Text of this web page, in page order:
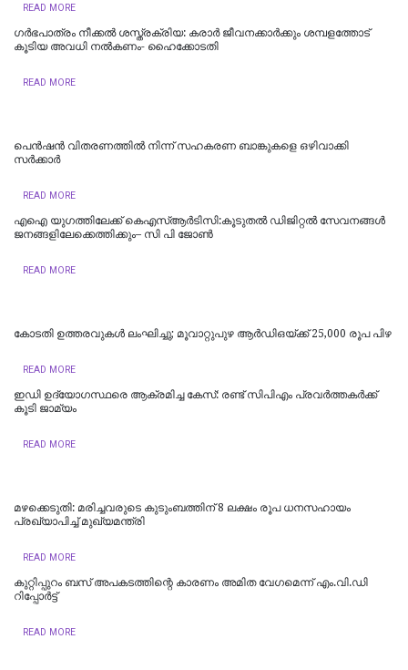
READ MORE
ഗർഭപാത്രം നീക്കൽ ശസ്ത്രക്രിയ: കരാർ ജീവനക്കാർക്കും ശമ്പളത്തോട്
കൂടിയ അവധി നൽകണം- ഹൈക്കോടതി
READ MORE
പെൻഷൻ വിതരണത്തിൽ നിന്ന് സഹകരണ ബാങ്കുകളെ ഒഴിവാക്കി
സർക്കാർ
READ MORE
എഐ യുഗത്തിലേക്ക് കെഎസ്ആർടിസി:കൂടുതൽ ഡിജിറ്റൽ സേവനങ്ങൾ
ജനങ്ങളിലേക്കെത്തിക്കും– സി പി ജോൺ
READ MORE
കോടതി ഉത്തരവുകൾ ലംഘിച്ചു; മൂവാറ്റുപുഴ ആർഡിഒയ്ക്ക് 25,000 രൂപ പിഴ
READ MORE
ഇഡി ഉദ്യോഗസ്ഥരെ ആക്രമിച്ച കേസ്: രണ്ട് സിപിഎം പ്രവർത്തകർക്ക്
കൂടി ജാമ്യം
READ MORE
മഴക്കെടുതി: മരിച്ചവരുടെ കുടുംബത്തിന് 8 ലക്ഷം രൂപ ധനസഹായം
പ്രഖ്യാപിച്ച് മുഖ്യമന്ത്രി
READ MORE
കുറ്റിപ്പുറം ബസ് അപകടത്തിന്റെ കാരണം അമിത വേഗമെന്ന് എം.വി.ഡി
റിപ്പോര്‍ട്ട്
READ MORE